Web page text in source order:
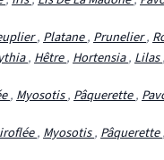
, Platane, Prunelier,
, Hêtre, Hortensia, Lilas,
, Myosotis, Pâquerette,
, Myosotis, Pâquerette,